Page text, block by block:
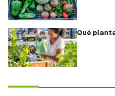
Qué